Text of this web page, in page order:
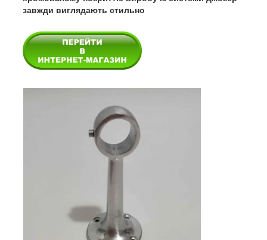
завжди виглядають стильно